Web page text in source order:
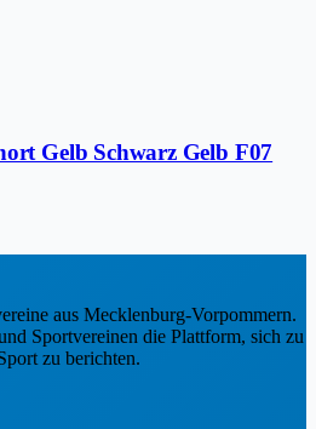
Gelb Schwarz Gelb F07
aus Mecklenburg-Vorpommern.
Sportvereinen die Plattform, sich zu
zu berichten.